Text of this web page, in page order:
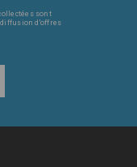
sont
d'offres